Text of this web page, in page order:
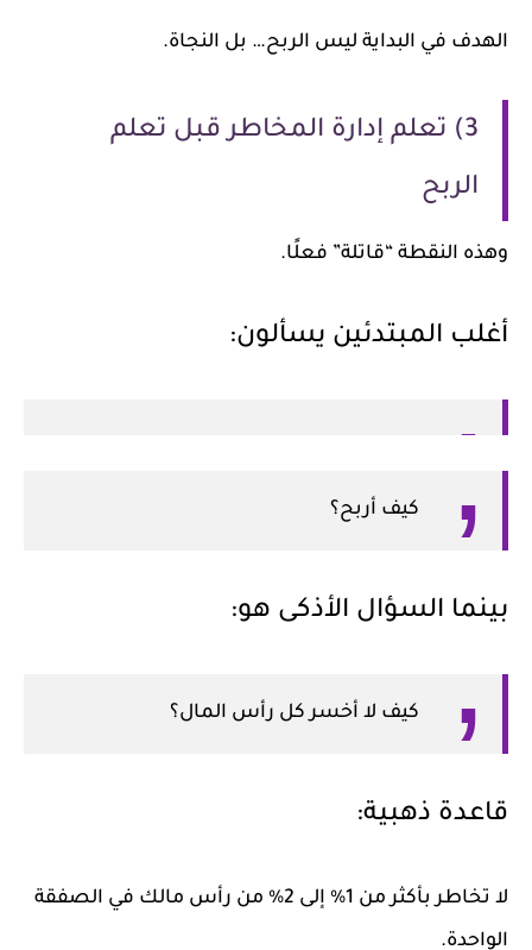
الهدف في البداية ليس الربح… بل النجاة.
3) تعلم إدارة المخاطر قبل تعلم
الربح
وهذه النقطة “قاتلة” فعلًا.
أغلب المبتدئين يسألون:
كيف أربح؟
بينما السؤال الأذكى هو:
كيف لا أخسر كل رأس المال؟
قاعدة ذهبية:
لا تخاطر بأكثر من 1% إلى 2% من رأس مالك في الصفقة
الواحدة.